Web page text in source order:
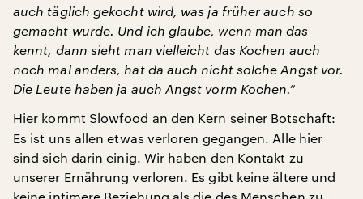
auch täglich gekocht wird, was ja früher auch so
gemacht wurde. Und ich glaube, wenn man das
kennt, dann sieht man vielleicht das Kochen auch
noch mal anders, hat da auch nicht solche Angst vor.
Die Leute haben ja auch Angst vorm Kochen.“
Hier kommt Slowfood an den Kern seiner Botschaft:
Es ist uns allen etwas verloren gegangen. Alle hier
sind sich darin einig. Wir haben den Kontakt zu
unserer Ernährung verloren. Es gibt keine ältere und